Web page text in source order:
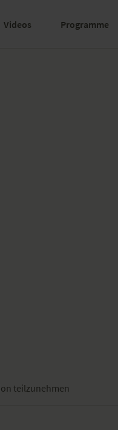
Videos Programme
teilzunehmen